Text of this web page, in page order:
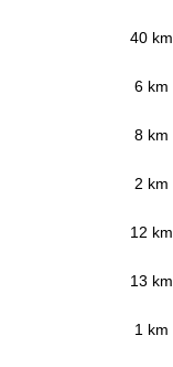
40 km
6 km
8 km
2 km
12 km
13 km
1 km